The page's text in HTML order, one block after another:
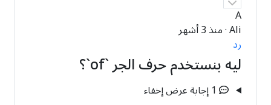
A
Ali
·منذ 3 أشهر
رد
ليه بنستخدم حرف الجر `of`؟
1 إجابة عرضإخفاء